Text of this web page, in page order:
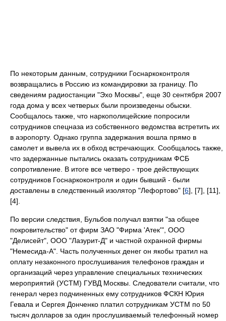
По некоторым данным, сотрудники Госнаркоконтроля
возвращались в Россию из командировки за границу. По
сведениям радиостанции "Эхо Москвы", еще 30 сентября 2007
года дома у всех четверых были произведены обыски.
Сообщалось также, что наркополицейские попросили
сотрудников спецназа из собственного ведомства встретить их
в аэропорту. Однако группа задержания вошла прямо в
самолет и вывела их в обход встречающих. Сообщалось также,
что задержанные пытались оказать сотрудникам ФСБ
сопротивление. В итоге все четверо - трое действующих
сотрудников Госнаркоконтроля и один бывший - были
доставлены в следственный изолятор "Лефортово" [6], [7], [11],
[4].
По версии следствия, Бульбов получал взятки "за общее
покровительство" от фирм ЗАО "Фирма 'Атек'", ООО
"Делисейт", ООО "Лазурит-Д" и частной охранной фирмы
"Немесида-А". Часть полученных денег он якобы тратил на
оплату незаконного прослушивания телефонов граждан и
организаций через управление специальных технических
мероприятий (УСТМ) ГУВД Москвы. Следователи считали, что
генерал через подчиненных ему сотрудников ФСКН Юрия
Гевала и Сергея Донченко платил сотрудникам УСТМ по 50
тысяч долларов за один прослушиваемый телефонный номер